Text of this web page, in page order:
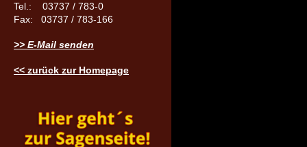
Tel.: 03737 / 783-0
Fax: 03737 / 783-166
>> E-Mail senden
<< zurück zur Homepage